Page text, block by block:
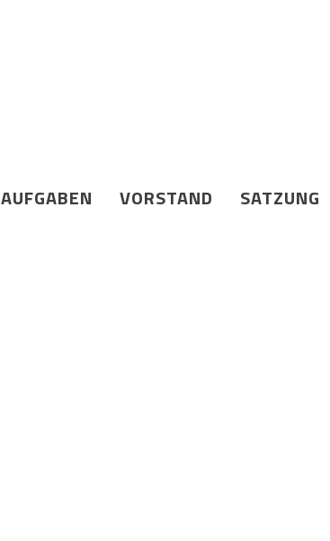
AUFGABEN VORSTAND SATZUNG